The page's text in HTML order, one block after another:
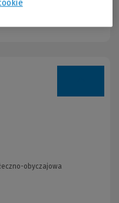
ją wielbiciele Olgi
obyczajowa